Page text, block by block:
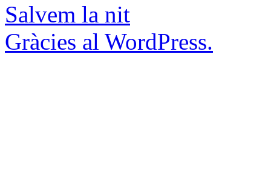
Salvem la nit
Gràcies al WordPress.